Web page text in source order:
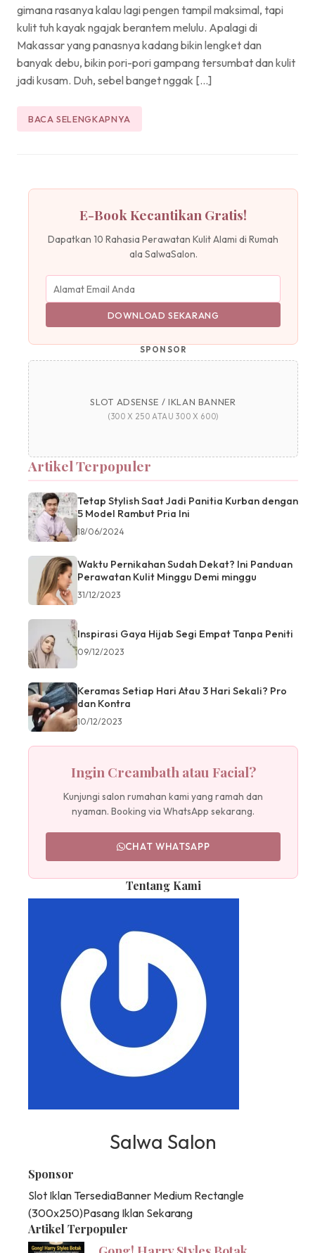
gimana rasanya kalau lagi pengen tampil maksimal, tapi
kulit tuh kayak ngajak berantem melulu. Apalagi di
Makassar yang panasnya kadang bikin lengket dan
banyak debu, bikin pori-pori gampang tersumbat dan kulit
jadi kusam. Duh, sebel banget nggak […]
BACA SELENGKAPNYA
E-Book Kecantikan Gratis!
Dapatkan 10 Rahasia Perawatan Kulit Alami di Rumah
ala SalwaSalon.
DOWNLOAD SEKARANG
SPONSOR
SLOT ADSENSE / IKLAN BANNER
(300 X 250 ATAU 300 X 600)
Artikel Terpopuler
Tetap Stylish Saat Jadi Panitia Kurban dengan
5 Model Rambut Pria Ini
18/06/2024
Waktu Pernikahan Sudah Dekat? Ini Panduan
Perawatan Kulit Minggu Demi minggu
31/12/2023
Inspirasi Gaya Hijab Segi Empat Tanpa Peniti
09/12/2023
Keramas Setiap Hari Atau 3 Hari Sekali? Pro
dan Kontra
10/12/2023
Ingin Creambath atau Facial?
Kunjungi salon rumahan kami yang ramah dan
nyaman. Booking via WhatsApp sekarang.
CHAT WHATSAPP
Tentang Kami
Salwa Salon
Sponsor
Slot Iklan TersediaBanner Medium Rectangle
(300x250)Pasang Iklan Sekarang
Artikel Terpopuler